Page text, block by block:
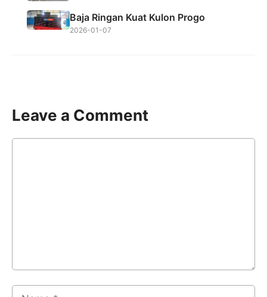
Baja Ringan Kuat Kulon Progo
2026-01-07
Leave a Comment
Comment
Name